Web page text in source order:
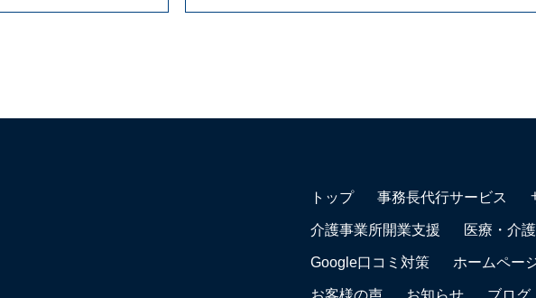
トップ 事務長代行サービス
介護事業所開業支援 医療・介
Google口コミ対策 ホームペー